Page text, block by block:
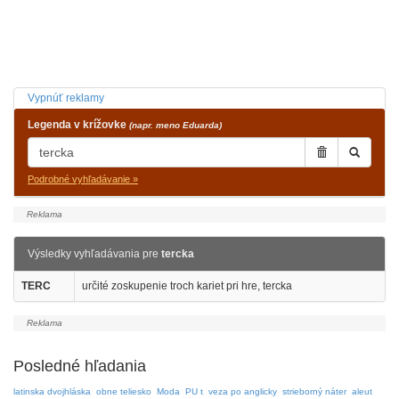
Vypnúť reklamy
Legenda v krížovke (napr. meno Eduarda)
Podrobné vyhľadávanie »
Výsledky vyhľadávania pre tercka
TERC určité zoskupenie troch kariet pri hre, tercka
Posledné hľadania
latinska dvojhláska obne teliesko Moda PU t veza po anglicky strieborný náter aleut